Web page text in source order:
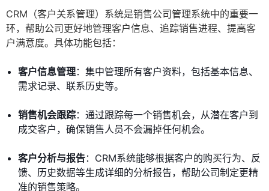
CRM（客户关系管理）系统是销售公司管理系统中的重要一
环，帮助公司更好地管理客户信息、追踪销售进程、提高客
户满意度。具体功能包括：
客户信息管理：集中管理所有客户资料，包括基本信息、
需求记录、联系历史等。
销售机会跟踪：通过跟踪每一个销售机会，从潜在客户到
成交客户，确保销售人员不会漏掉任何机会。
客户分析与报告：CRM系统能够根据客户的购买行为、反
馈、历史数据等生成详细的分析报告，帮助公司制定更精
准的销售策略。